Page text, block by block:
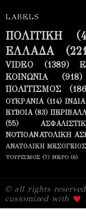
LABELS
ΠΟΛΙΤΙΚΗ
ΕΛΛΑΔΑ
VIDEO (1389)
ΚΟΙΝΩΝΙΑ
(918)
ΠΟΛΙΤΙΣΜΟΣ
ΟΥΚΡΑΝΙΑ (114) ΙΝΔΙΑ
ΕΥΒΟΙΑ (83)
(55)
ΝΟΤΙΟΑΝΑΤΟΛΙΚΗ
ΑΝΑΤΟΛΙΚΗ ΜΕΣΟΓΕΙΟΣ
ΤΟΥΡΙΣΜΟΣ (7) ΝΕΡΟ (6)
© all rights reserved
customized with